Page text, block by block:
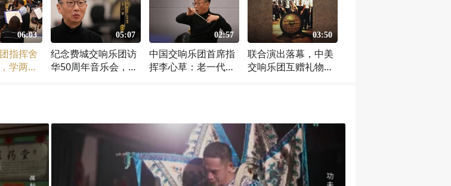
06:03
指挥舍
学两个
05:07
纪念费城交响乐团访
华50周年音乐会，中
02:57
中国交响乐团首席指
挥李心草：老一代音
03:50
联合演出落幕，中美
交响乐团互赠礼物，